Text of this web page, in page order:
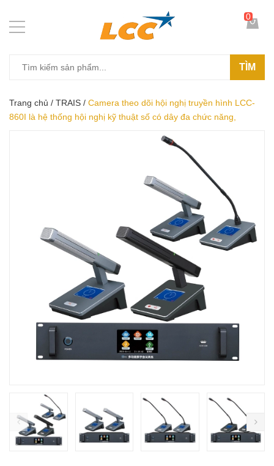
TÌM
0
Trang chủ / TRAIS / Camera theo dõi hội nghị truyền hình LCC-
860I là hệ thống hội nghị kỹ thuật số có dây đa chức năng,
prev